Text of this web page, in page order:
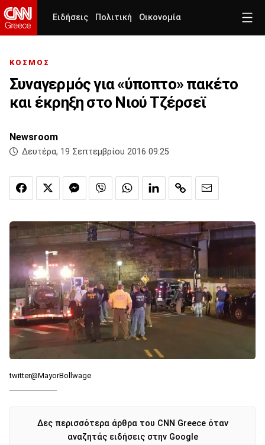
Ειδήσεις Πολιτική Οικονομία
ΚΟΣΜΟΣ
Συναγερμός για «ύποπτο» πακέτο
και έκρηξη στο Νιού Τζέρσεϊ
Newsroom
Δευτέρα, 19 Σεπτεμβρίου 2016 09:25
twitter@MayorBollwage
Δες περισσότερα άρθρα του CNN Greece όταν
αναζητάς ειδήσεις στην Google